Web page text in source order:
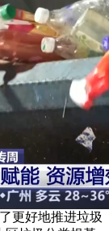
更好地推进垃圾